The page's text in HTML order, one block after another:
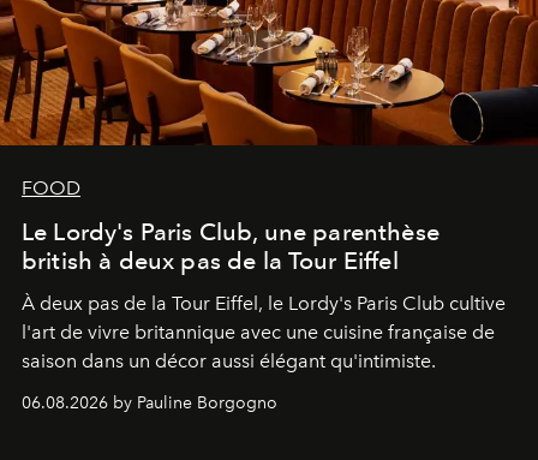
FOOD
Le Lordy's Paris Club, une parenthèse
british à deux pas de la Tour Eiffel
À deux pas de la Tour Eiffel, le Lordy's Paris Club cultive
l'art de vivre britannique avec une cuisine française de
saison dans un décor aussi élégant qu'intimiste.
06.08.2026 by Pauline Borgogno